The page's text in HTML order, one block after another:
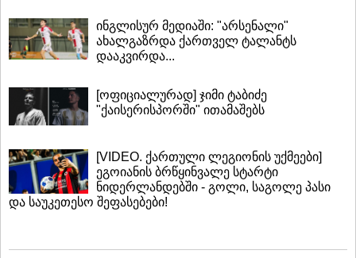
ინგლისურ მედიაში: "არსენალი"
ახალგაზრდა ქართველ ტალანტს
დააკვირდა...
[ოფიციალურად] ჯიმი ტაბიძე
"ქაისერისპორში" ითამაშებს
[VIDEO. ქართული ლეგიონის უქმეები]
ეგოიანის ბრწყინვალე სტარტი
ნიდერლანდებში - გოლი, საგოლე პასი
და საუკეთესო შეფასებები!